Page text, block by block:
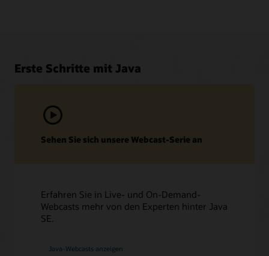
Technische Dokumentation und Ressourcen
My Oracle Support
Oracle Support-Richtlinien und -Praktiken
Wenden Sie sich an Ihren Customer Success Manager
Erste Schritte mit Java
Sehen Sie sich unsere Webcast-Serie an
Erfahren Sie in Live- und On-Demand-
Webcasts mehr von den Experten hinter Java
SE.
Java-Webcasts anzeigen